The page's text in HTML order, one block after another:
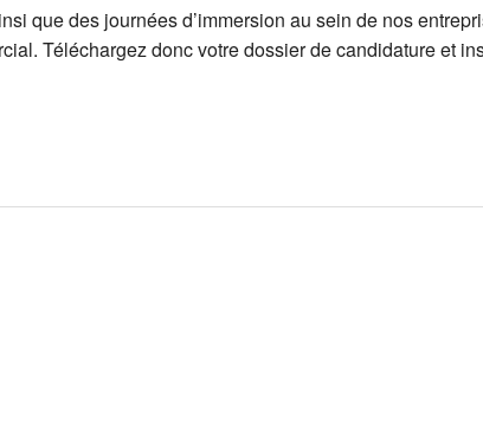
que des journées d’immersion au sein de nos
Téléchargez donc votre dossier de candidature et